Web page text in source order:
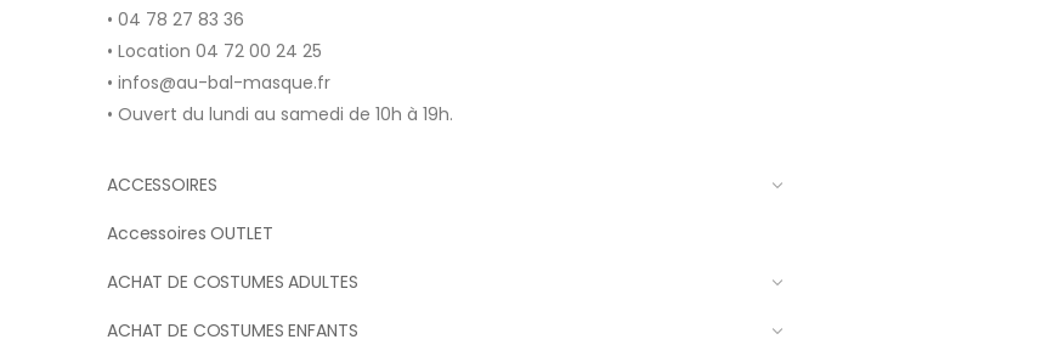
• 04 78 27 83 36
• Location 04 72 00 24 25
• infos@au-bal-masque.fr
• Ouvert du lundi au samedi de 10h à 19h.
ACCESSOIRES
Accessoires OUTLET
ACHAT DE COSTUMES ADULTES
ACHAT DE COSTUMES ENFANTS